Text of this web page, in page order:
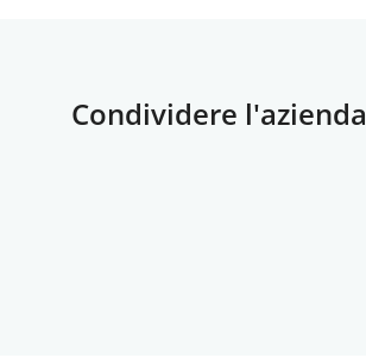
Condividere l'azienda